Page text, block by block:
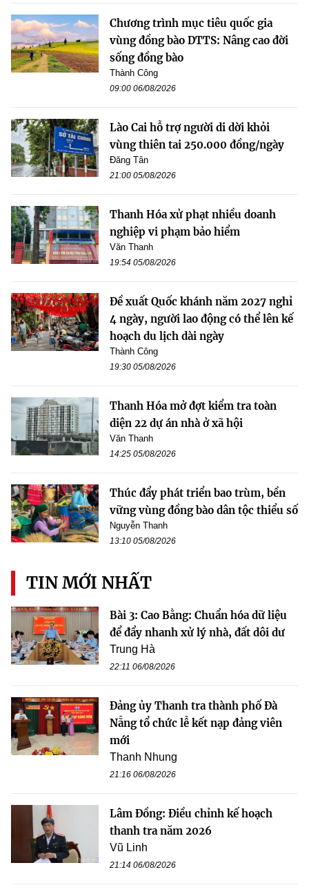
Chương trình mục tiêu quốc gia
vùng đồng bào DTTS: Nâng cao đời
sống đồng bào
Thành Công
09:00 06/08/2026
Lào Cai hỗ trợ người di dời khỏi
vùng thiên tai 250.000 đồng/ngày
Đăng Tân
21:00 05/08/2026
Thanh Hóa xử phạt nhiều doanh
nghiệp vi phạm bảo hiểm
Văn Thanh
19:54 05/08/2026
Đề xuất Quốc khánh năm 2027 nghỉ
4 ngày, người lao động có thể lên kế
hoạch du lịch dài ngày
Thành Công
19:30 05/08/2026
Thanh Hóa mở đợt kiểm tra toàn
diện 22 dự án nhà ở xã hội
Văn Thanh
14:25 05/08/2026
Thúc đẩy phát triển bao trùm, bền
vững vùng đồng bào dân tộc thiểu số
Nguyễn Thanh
13:10 05/08/2026
TIN MỚI NHẤT
Bài 3: Cao Bằng: Chuẩn hóa dữ liệu
để đẩy nhanh xử lý nhà, đất dôi dư
Trung Hà
22:11 06/08/2026
Đảng ủy Thanh tra thành phố Đà
Nẵng tổ chức lễ kết nạp đảng viên
mới
Thanh Nhung
21:16 06/08/2026
Lâm Đồng: Điều chỉnh kế hoạch
thanh tra năm 2026
Vũ Linh
21:14 06/08/2026